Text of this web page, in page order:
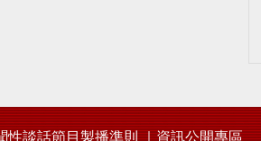
性談話節目製播準則 資訊公開專區